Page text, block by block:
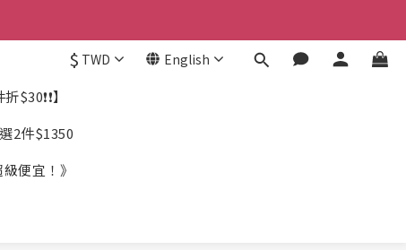
$ TWD English
】
2件$1350
便宜！》